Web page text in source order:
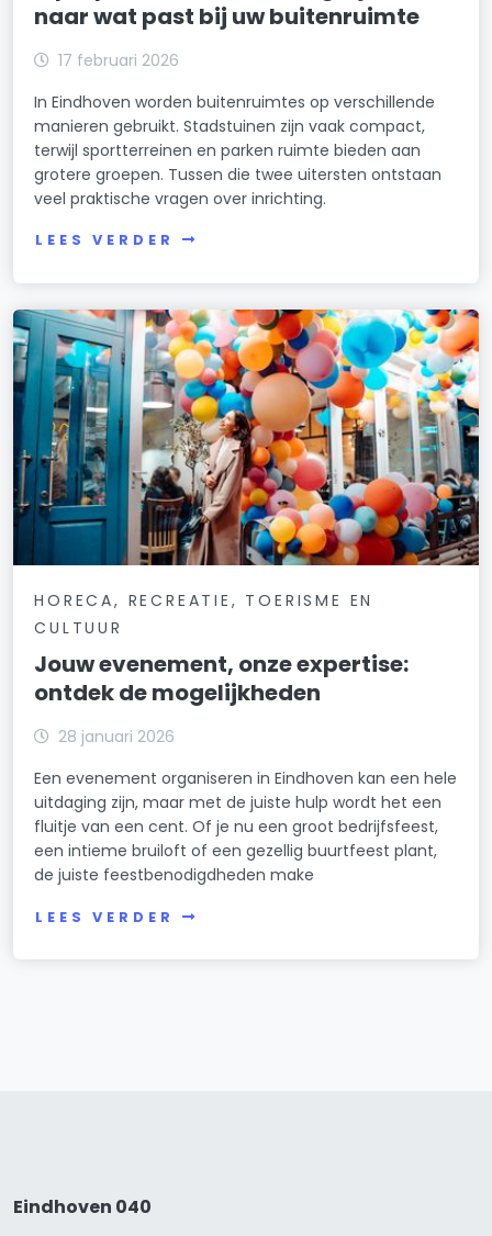
naar wat past bij uw buitenruimte
17 februari 2026
In Eindhoven worden buitenruimtes op verschillende
manieren gebruikt. Stadstuinen zijn vaak compact,
terwijl sportterreinen en parken ruimte bieden aan
grotere groepen. Tussen die twee uitersten ontstaan
veel praktische vragen over inrichting.
LEES VERDER
HORECA, RECREATIE, TOERISME EN
CULTUUR
Jouw evenement, onze expertise:
ontdek de mogelijkheden
28 januari 2026
Een evenement organiseren in Eindhoven kan een hele
uitdaging zijn, maar met de juiste hulp wordt het een
fluitje van een cent. Of je nu een groot bedrijfsfeest,
een intieme bruiloft of een gezellig buurtfeest plant,
de juiste feestbenodigdheden make
LEES VERDER
Eindhoven 040